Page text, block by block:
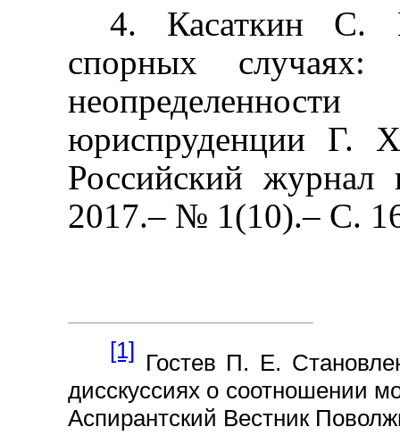
4. Касаткин С.
спорных случаях:
юриспруденции Г.
Российский журнал
2017.– № 1(10).– С.
[1] Гостев П. Е.
дисскуссиях о соотношении
Аспирантский Вестник